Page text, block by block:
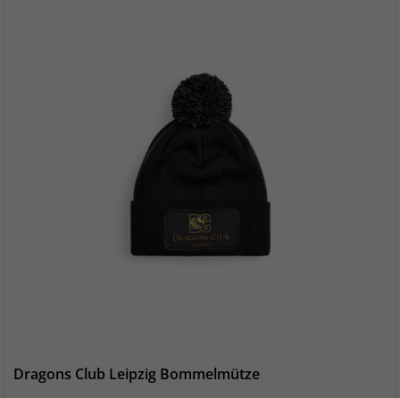
Dragons Club Leipzig Bommelmütze